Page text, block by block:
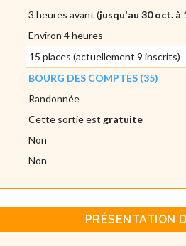
3 heures avant (jusqu'au 30 oct. à
Environ 4 heures
15 places (actuellement 9 inscrits)
BOURG DES COMPTES (35)
Randonnée
Cette sortie est gratuite
Non
Non
PRÉSENTATION